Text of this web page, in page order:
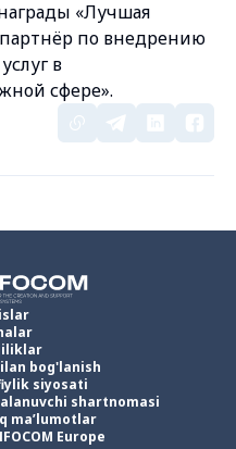
«Лучшая
по внедрению
в
сфере».
bog'lanish
siyosati
shartnomasi
ma’lumotlar
Europe